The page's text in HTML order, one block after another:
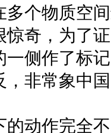
多个物质空
惊奇，为了
一侧作了标
非常象中
动作完全